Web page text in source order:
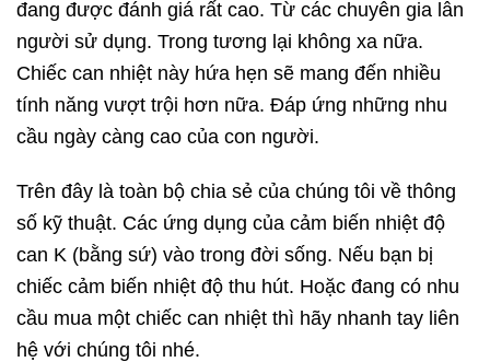
đang được đánh giá rất cao. Từ các chuyên gia lẫn
người sử dụng. Trong tương lại không xa nữa.
Chiếc can nhiệt này hứa hẹn sẽ mang đến nhiều
tính năng vượt trội hơn nữa. Đáp ứng những nhu
cầu ngày càng cao của con người.
Trên đây là toàn bộ chia sẻ của chúng tôi về thông
số kỹ thuật. Các ứng dụng của cảm biến nhiệt độ
can K (bằng sứ) vào trong đời sống. Nếu bạn bị
chiếc cảm biến nhiệt độ thu hút. Hoặc đang có nhu
cầu mua một chiếc can nhiệt thì hãy nhanh tay liên
hệ với chúng tôi nhé.